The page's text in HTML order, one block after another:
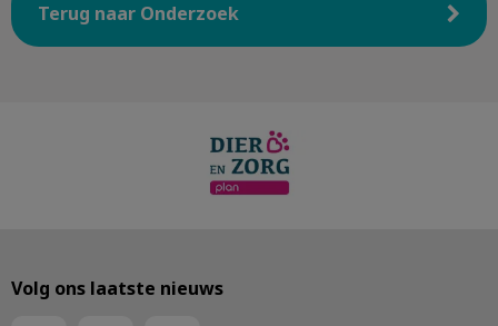
Terug naar Onderzoek
Volg ons laatste nieuws